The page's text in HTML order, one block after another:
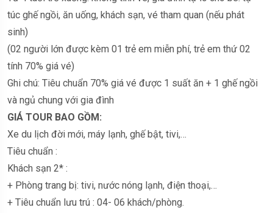
túc ghế ngồi, ăn uống, khách sạn, vé tham quan (nếu phát
sinh)
(02 người lớn được kèm 01 trẻ em miễn phí, trẻ em thứ 02
tính 70% giá vé)
Ghi chú: Tiêu chuẩn 70% giá vé được 1 suất ăn + 1 ghế ngồi
và ngủ chung với gia đình
GIÁ TOUR BAO GỒM:
Xe du lịch đời mới, máy lạnh, ghế bật, tivi,…
Tiêu chuẩn :
Khách sạn 2* :
+ Phòng trang bị: tivi, nước nóng lạnh, điện thoại,…
+ Tiêu chuẩn lưu trú : 04- 06 khách/phòng.